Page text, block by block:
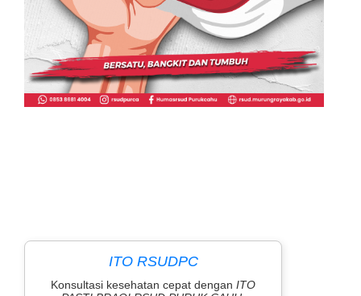
ITO RSUDPC
Konsultasi kesehatan cepat dengan ITO